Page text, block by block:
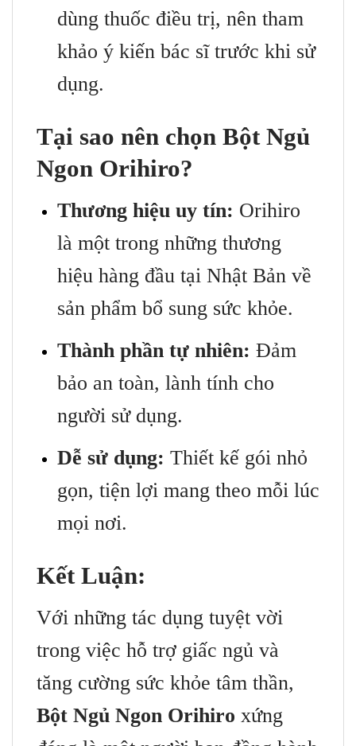
dùng thuốc điều trị, nên tham
khảo ý kiến bác sĩ trước khi sử
dụng.
Tại sao nên chọn Bột Ngủ
Ngon Orihiro?
Thương hiệu uy tín: Orihiro
là một trong những thương
hiệu hàng đầu tại Nhật Bản về
sản phẩm bổ sung sức khỏe.
Thành phần tự nhiên: Đảm
bảo an toàn, lành tính cho
người sử dụng.
Dễ sử dụng: Thiết kế gói nhỏ
gọn, tiện lợi mang theo mỗi lúc
mọi nơi.
Kết Luận:
Với những tác dụng tuyệt vời
trong việc hỗ trợ giấc ngủ và
tăng cường sức khỏe tâm thần,
Bột Ngủ Ngon Orihiro xứng